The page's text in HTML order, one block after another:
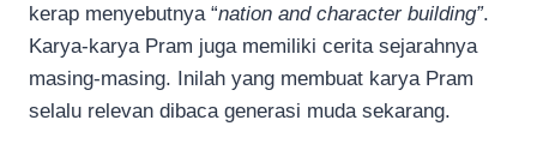
kerap menyebutnya “nation and character building”.
Karya-karya Pram juga memiliki cerita sejarahnya
masing-masing. Inilah yang membuat karya Pram
selalu relevan dibaca generasi muda sekarang.